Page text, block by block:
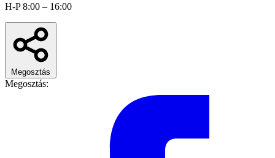
H-P 8:00 – 16:00
Megosztás
Megosztás: